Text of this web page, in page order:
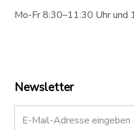
Mo-Fr 8:30–11:30 Uhr und
Newsletter